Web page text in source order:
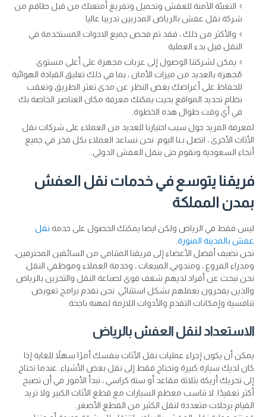
التعبئة الآمنة للعفش وتحميل وتفريغ أمتعتك من قبل طاقم من
شركة نقل عفش بالرياض المدربين تدريبا عاليا
والأكثر من ذلك ، فقد تم فحص جميع الادوات المستخدمة في
النقل قبل بدء العملية
يمكن لشركتنا الوصول إلى عربات مجهزة على أعلى مستوى
مُجهزة بالعديد من ميزات الأمان ، بما في ذلك تعليق القيادة الهوائية
للحفاظ على أغراضك بغض النظر عن مدى تعثر الطريق وتعقب
نظام تحديد المواقع بحيث يمكنك معرفة مكان العناصر الخاصة بك
في أي وقت طوال هذه الخطوة.
لمعرفة المزيد حول سبب اختيارنا للعديد من العملاء على شركات نقل
الأثاث الأخرى ، اتصل بـنا اليوم. نحن نساعد العملاء بكل فخر في جميع
أنحاء السعودية ونقوم حتى بنقل العفش الدولي.
فريقنا يتوسع في خدمات نقل العفش
بمدن المملكة
ليس فقط في الرياض ولكن ايضا يمكنك الحصول على خدمة نقل
عفش بالمدينة المنورة
نحن نضيف أفضل الأعضاء إلى فريقنا المتنامي من السائقين المحترفين،
ومدراء الفروع ، ومندوبي المبيعات ، وخدمة العملاء وموظفي النقل.
نحن نبحث عن أفراد لديهم شغف قوي لصناعة النقل والتخزين بالرياض
والذين يفخرون بعملهم بشكل استثنائي. نحن نقدم برامج تعويض
تنافسية وإمكانات التقدم والأدوات اللازمة لمهنة ناجحة.
الاستعداد لنقل العفش بالرياض
يمكن أن يكون إجراء عمليات نقل الأثاث بنفسك أمرًا سهلاً للغاية إذا
كان لديك سيارة كبيرة وتحتاج فقط إلى نقل بعض الأشياء. عندما تحتاج
إلى تحريك أريكة بثلاثة مقاعد أو ستة كراسي ، تبدأ الأمور في أن تصبح
أكثر تعقيدًا. لا تناسب معظم السيارات مع قطع الأثاث الكبير ولا تريد
القيام برحلات متعددة لنقل الكثير من القطع الأصغر.